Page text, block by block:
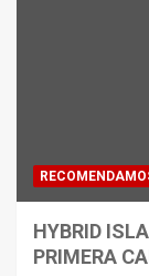
HYBRID
PRIMERA